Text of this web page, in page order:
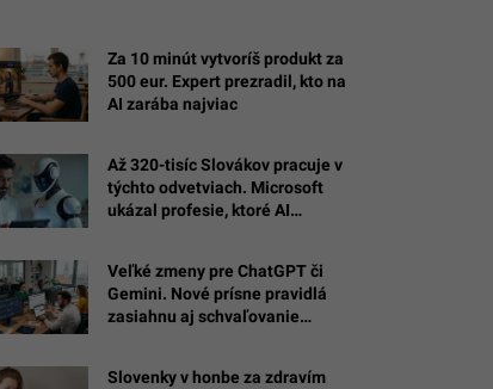
Za 10 minút vytvoríš produkt za
500 eur. Expert prezradil, kto na
AI zarába najviac
Až 320-tisíc Slovákov pracuje v
týchto odvetviach. Microsoft
ukázal profesie, ktoré AI
Veľké zmeny pre ChatGPT či
Gemini. Nové prísne pravidlá
zasiahnu aj schvaľovanie
Slovenky v honbe za zdravím